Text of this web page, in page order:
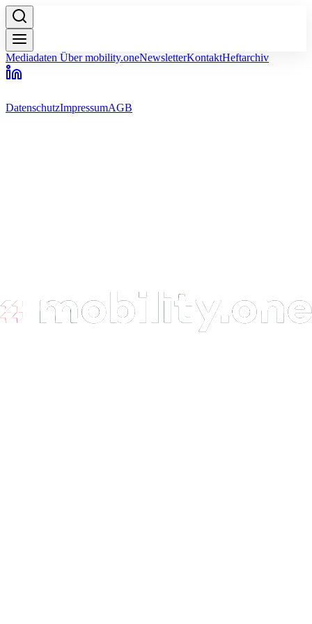
Mediadaten Über mobility.oneNewsletterKontaktHeftarchiv
DatenschutzImpressumAGB